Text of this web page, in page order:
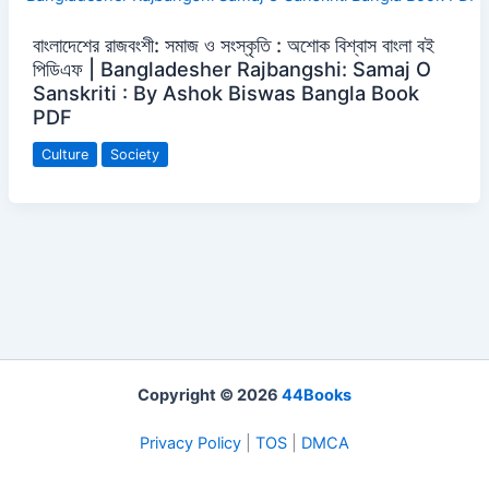
বাংলাদেশের রাজবংশী: সমাজ ও সংস্কৃতি : অশোক বিশ্বাস বাংলা বই
পিডিএফ | Bangladesher Rajbangshi: Samaj O
Sanskriti : By Ashok Biswas Bangla Book
PDF
Culture Society
Copyright © 2026 44Books
Privacy Policy TOS DMCA